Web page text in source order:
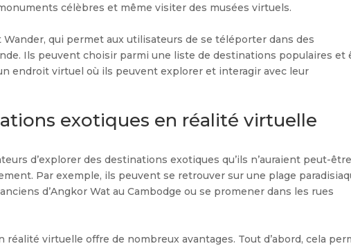
célèbres et même visiter des musées virtuels.
qui permet aux utilisateurs de se téléporter dans des
Ils peuvent choisir parmi une liste de destinations populaires et
endroit virtuel où ils peuvent explorer et interagir avec leur
exotiques en réalité virtuelle
d’explorer des destinations exotiques qu’ils n’auraient peut-être
Par exemple, ils peuvent se retrouver sur une plage
d’Angkor Wat au Cambodge ou se promener dans les rues
réalité virtuelle offre de nombreux avantages. Tout d’abord, cela